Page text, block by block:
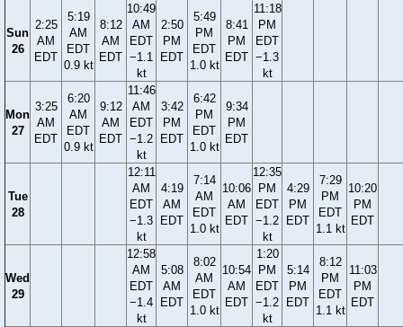
Sun
26
2:25
AM
EDT
5:19
AM
EDT
0.9 kt
8:12
AM
EDT
10:49
AM
EDT
−1.1
kt
2:50
PM
EDT
5:49
PM
EDT
1.0 kt
8:41
PM
EDT
11:18
PM
EDT
−1.3
kt
Mon
27
3:25
AM
EDT
6:20
AM
EDT
0.9 kt
9:12
AM
EDT
11:46
AM
EDT
−1.2
kt
3:42
PM
EDT
6:42
PM
EDT
1.0 kt
9:34
PM
EDT
Tue
28
12:11
AM
EDT
−1.3
kt
4:19
AM
EDT
7:14
AM
EDT
1.0 kt
10:06
AM
EDT
12:35
PM
EDT
−1.2
kt
4:29
PM
EDT
7:29
PM
EDT
1.1 kt
10:20
PM
EDT
Wed
29
12:58
AM
EDT
−1.4
kt
5:08
AM
EDT
8:02
AM
EDT
1.0 kt
10:54
AM
EDT
1:20
PM
EDT
−1.2
kt
5:14
PM
EDT
8:12
PM
EDT
1.1 kt
11:03
PM
EDT